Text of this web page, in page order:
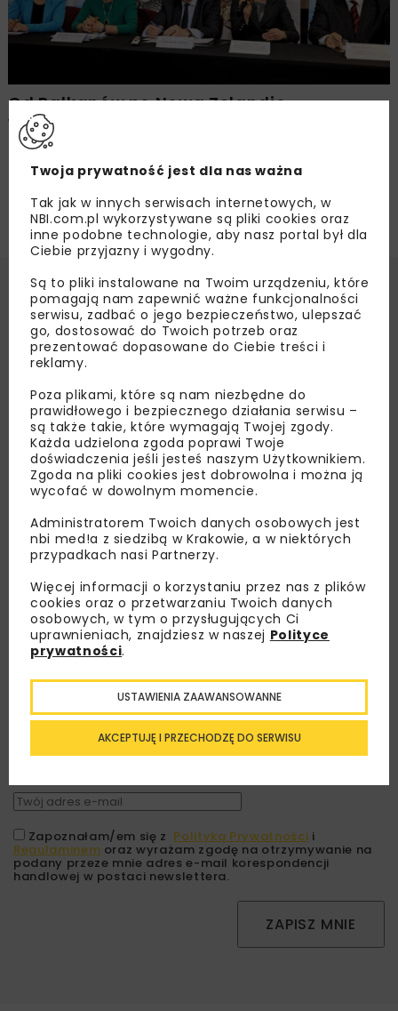
Od Bałkanów po Nową Zelandię –
wspomnienia mostowców, Woda. Ścieki.
Osady. Problemy i propozycje rozwiązań
Lubisz wiedzieć więcej?
Zapisz się do newslettera aby otrzymywać od
nas najlepsze informacje branżowe,
zaproszenia na wydarzenia, atrakcyjne oferty i
dedykowane akcje specjalne.
Zapoznałam/em się z Polityką Prywatności i
Regulaminem oraz wyrażam zgodę na otrzymywanie na
podany przeze mnie adres e-mail korespondencji
handlowej w postaci newslettera.
ZAPISZ MNIE
Twoja prywatność jest dla nas ważna
Tak jak w innych serwisach internetowych, w
NBI.com.pl wykorzystywane są pliki cookies oraz
inne podobne technologie, aby nasz portal był dla
Ciebie przyjazny i wygodny.
Są to pliki instalowane na Twoim urządzeniu, które
pomagają nam zapewnić ważne funkcjonalności
serwisu, zadbać o jego bezpieczeństwo, ulepszać
go, dostosować do Twoich potrzeb oraz
prezentować dopasowane do Ciebie treści i
reklamy.
Poza plikami, które są nam niezbędne do
prawidłowego i bezpiecznego działania serwisu –
są także takie, które wymagają Twojej zgody.
Każda udzielona zgoda poprawi Twoje
doświadczenia jeśli jesteś naszym Użytkownikiem.
Zgoda na pliki cookies jest dobrowolna i można ją
wycofać w dowolnym momencie.
Administratorem Twoich danych osobowych jest
nbi med!a z siedzibą w Krakowie, a w niektórych
przypadkach nasi Partnerzy.
Więcej informacji o korzystaniu przez nas z plików
cookies oraz o przetwarzaniu Twoich danych
osobowych, w tym o przysługujących Ci
uprawnieniach, znajdziesz w naszej Polityce
prywatności.
AKCEPTUJĘ I PRZECHODZĘ DO SERWISU
USTAWIENIA ZAAWANSOWANNE